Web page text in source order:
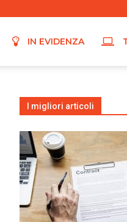
IN EVIDENZA
I migliori articoli